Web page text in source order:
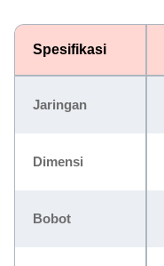
Spesifikasi
Jaringan
Dimensi
Bobot